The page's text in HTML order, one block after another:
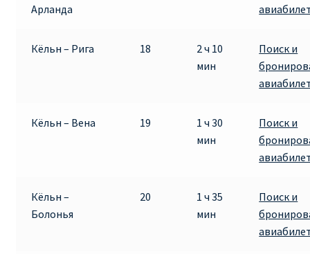
Арланда
Кёльн – Рига 18
2 ч 10
мин
Поиск и
Кёльн – Вена 19
1 ч 30
мин
Поиск и
Кёльн –
Болонья
20
1 ч 35
мин
Поиск и